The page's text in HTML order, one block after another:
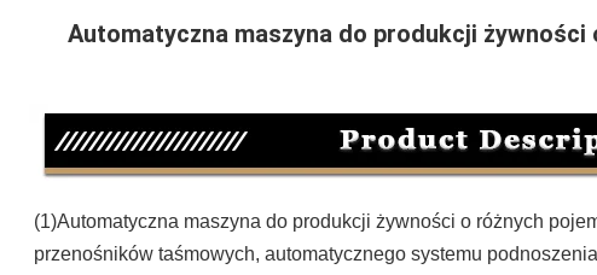
Automatyczna maszyna do produkcji
(1)Automatyczna maszyna do produkcji żywności o różnych
przenośników taśmowych, automatycznego systemu